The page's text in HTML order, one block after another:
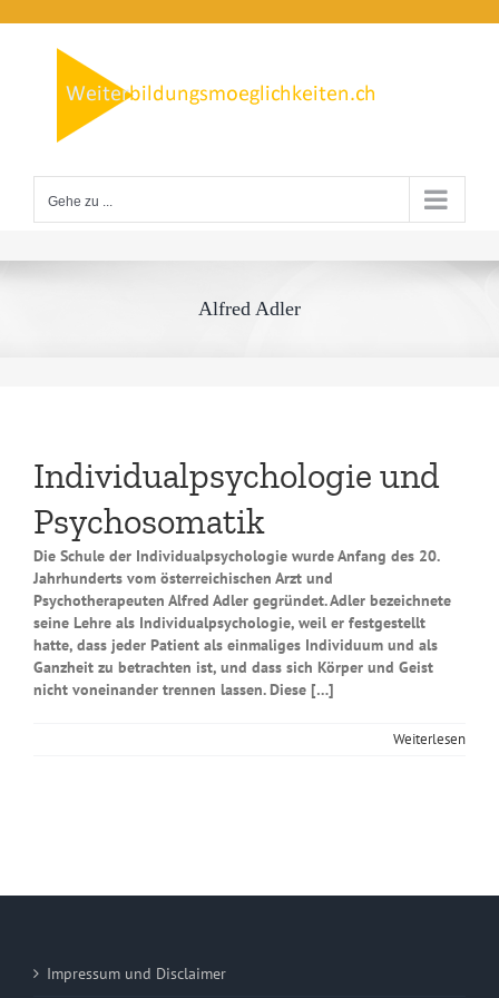
springen
Gehe zu ...
Alfred Adler
Individualpsychologie und
Psychosomatik
Die Schule der Individualpsychologie wurde Anfang des 20.
Jahrhunderts vom österreichischen Arzt und
Psychotherapeuten Alfred Adler gegründet. Adler bezeichnete
seine Lehre als Individualpsychologie, weil er festgestellt
hatte, dass jeder Patient als einmaliges Individuum und als
Ganzheit zu betrachten ist, und dass sich Körper und Geist
nicht voneinander trennen lassen. Diese […]
Weiterlesen
Impressum und Disclaimer